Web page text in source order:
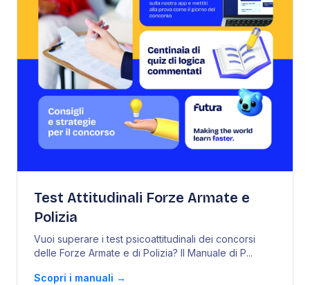
Test Attitudinali Forze Armate e
Polizia
Vuoi superare i test psicoattitudinali dei concorsi
delle Forze Armate e di Polizia? Il Manuale di P...
Scopri i manuali →